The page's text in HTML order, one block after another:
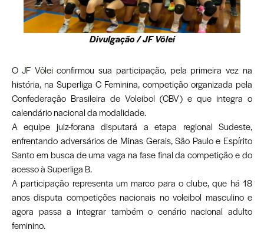
Divulgação / JF Vôlei
O JF Vôleiconfirmou sua participação, pela primeira vez na
história, na Superliga C Feminina, competição organizada pela
Confederação Brasileira de Voleibol (CBV) e que integra o
calendário nacional da modalidade.
A equipe juiz-forana disputará a etapa regional Sudeste,
enfrentando adversários de Minas Gerais, São Paulo e Espírito
Santo em busca de uma vaga na fase final da competição e do
acesso à Superliga B.
A participação representa um marco para o clube, que há 18
anos disputa competições nacionais no voleibol masculino e
agora passa a integrar também o cenário nacional adulto
feminino.